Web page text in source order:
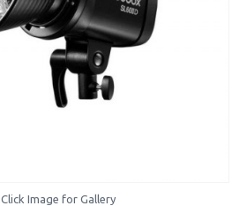
Click Image for Gallery